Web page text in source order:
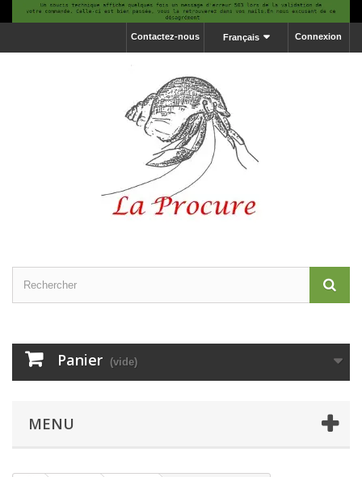
Connexion
Français
Contactez-nous
Panier (vide)
MENU